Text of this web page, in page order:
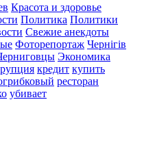
Красота и здоровье
Политика Политики
Свежие анекдоты
Фоторепортаж Чернігів
Экономика
кредит купить
ресторан
убивает